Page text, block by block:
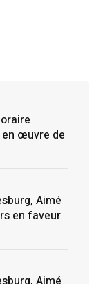
œuvre de
Aimé
en faveur